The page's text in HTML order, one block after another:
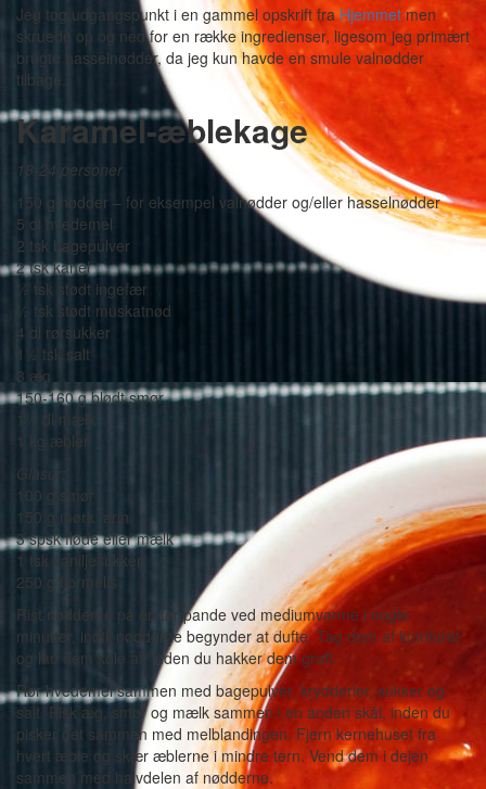
Jeg tog udgangspunkt i en gammel opskrift fraHjemmet men
skruede op og ned for en række ingredienser, ligesom jeg primært
brugte hasselnødder, da jeg kun havde en smule valnødder
tilbage.
Karamel-æblekage
18-24 personer
150 g nødder – for eksempel valnødder og/eller hasselnødder
5 dl hvedemel
2 tsk bagepulver
2 tsk kanel
½ tsk stødt ingefær
½ tsk stødt muskatnød
4 dl rørsukker
1½ tsk salt
3 æg
150-160 g blødt smør
1½ dl mælk
1 kg æbler
Glasur:
100 g smør
150 g mørk farin
3 spsk fløde eller mælk
1 tsk vaniljesukker
250 g flormelis
Rist nødderne på en tør pande ved mediumvarme i nogle
minutter, indtil nødderne begynder at dufte. Tag dem af komfuret
og lad dem køle af, inden du hakker dem groft.
Rør hvedemel sammen med bagepulver, krydderier, sukker og
salt. Pisk æg, smør og mælk sammen i en anden skål, inden du
pisker det sammen med melblandingen. Fjern kernehuset fra
hvert æble og skær æblerne i mindre tern. Vend dem i dejen
sammen med halvdelen af nødderne.